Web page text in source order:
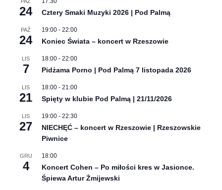
24 Cztery Smaki Muzyki 2026 | Pod Palmą
PAŹ
24
19:00 - 22:00
Koniec Świata – koncert w Rzeszowie
LIS
7
18:00 - 22:00
Pidżama Porno | Pod Palmą 7 listopada 2026
LIS
21
18:00 - 21:00
Spięty w klubie Pod Palmą | 21/11/2026
LIS
27
19:00 - 22:30
NIECHĘĆ – koncert w Rzeszowie | Rzeszowskie
Piwnice
GRU
4
18:00
Koncert Cohen – Po miłości kres w Jasionce.
Śpiewa Artur Żmijewski